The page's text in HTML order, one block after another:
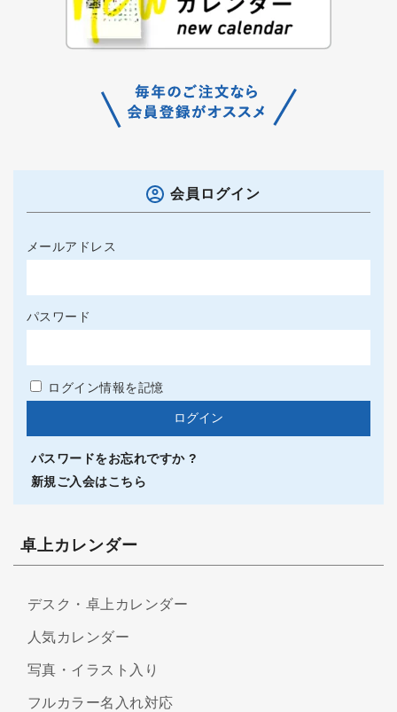
会員ログイン
メールアドレス
パスワード
ログイン情報を記憶
パスワードをお忘れですか ?
新規ご入会はこちら
卓上カレンダー
デスク・卓上カレンダー
人気カレンダー
写真・イラスト入り
フルカラー名入れ対応